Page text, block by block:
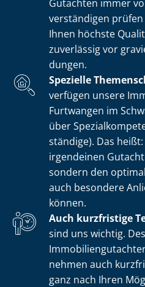
Gutachten immer
ver­stän­di­gen
Ihnen höchste
zuverlässig vor
dun­gen.
Spezielle
verfügen unsere
Furtwangen im
über
stän­di­ge). Das
irgendeinen
sondern den
auch besondere
können.
Auch kurzfristige
sind uns wichtig.
nehmen auch
ganz nach Ihren